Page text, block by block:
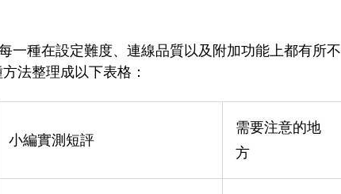
一種在設定難度、連線品質以及附加功能上都有所不
法整理成以下表格：
小編實測短評
需要注意的地
方